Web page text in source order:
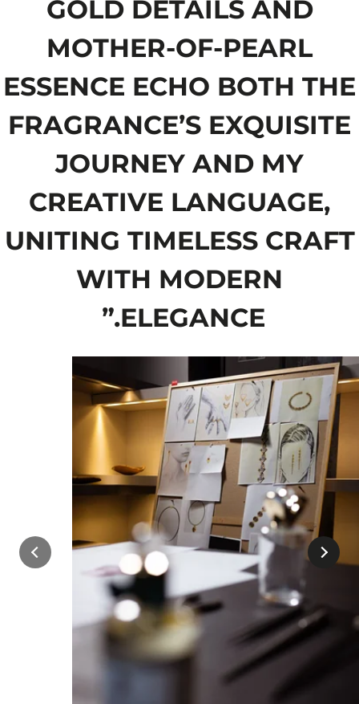
GOLD DETAILS AND
MOTHER-OF-PEARL
ESSENCE ECHO BOTH THE
FRAGRANCE’S EXQUISITE
JOURNEY AND MY
CREATIVE LANGUAGE,
UNITING TIMELESS CRAFT
WITH MODERN
ELEGANCE.”